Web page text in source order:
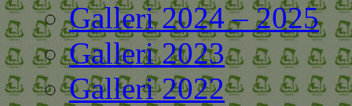
Galleri 2024 – 2025
Galleri 2023
Galleri 2022